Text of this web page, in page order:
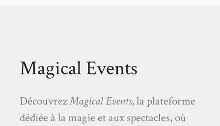
Magical Events
DécouvrezMagical Events, la plateforme
dédiée à la magie et aux spectacles, où